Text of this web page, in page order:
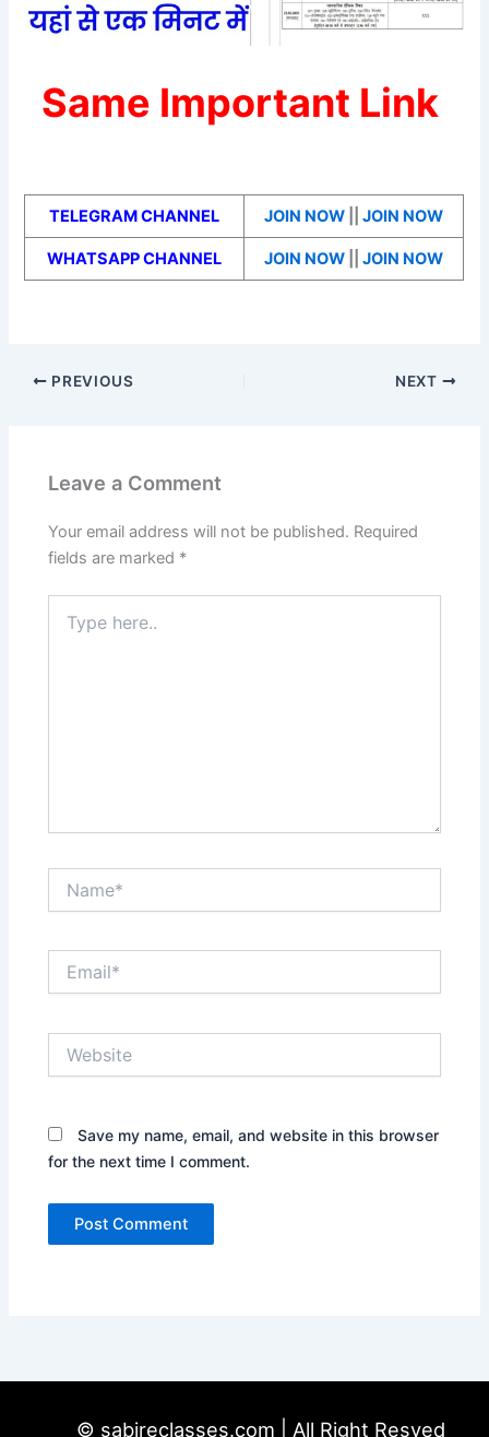
Same Important Link
TELEGRAM CHANNEL JOIN NOW ||JOIN NOW
WHATSAPP CHANNEL JOIN NOW ||JOIN NOW
PREVIOUS NEXT
Leave a Comment
Your email address will not be published. Required
fields are marked *
here..
Save my name, email, and website in this browser
for the next time I comment.
© sabireclasses.com | All Right Resved